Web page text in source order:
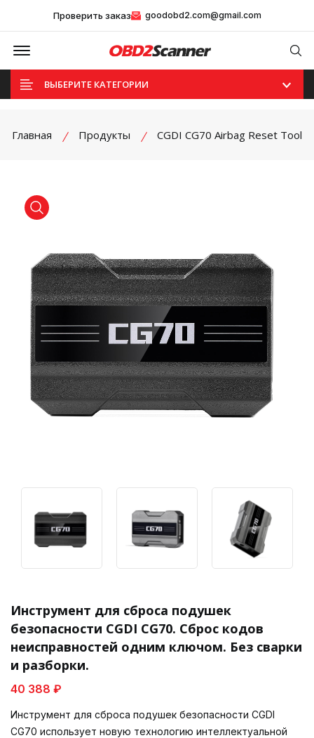
Проверить заказ goodobd2.com@gmail.com
Offcanvas Menu Open
ВЫБЕРИТЕ КАТЕГОРИИ
Главная Продукты CGDI CG70 Airbag Reset Tool
product view
Инструмент для сброса подушек
безопасности CGDI CG70. Сброс кодов
неисправностей одним ключом. Без сварки
и разборки.
40 388 ₽
Инструмент для сброса подушек безопасности CGDI
CG70 использует новую технологию интеллектуальной